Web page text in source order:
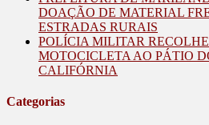
DOAÇÃO DE MATERIAL
ESTRADAS RURAIS
POLÍCIA MILITAR
MOTOCICLETA AO PÁTIO
CALIFÓRNIA
Categorias